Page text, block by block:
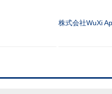
株式会社WuXi